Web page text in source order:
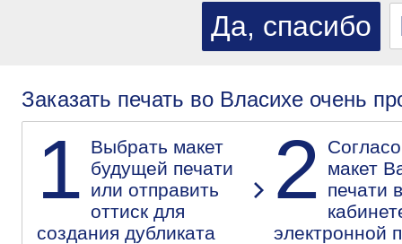
Заказать печать во Власихе очень
1 Выбрать макет
будущей печати
или отправить
оттиск для
создания дубликата
2
макет
печати
электронной